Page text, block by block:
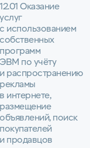
12.01 Оказание
услуг
с использованием
собственных
программ
ЭВМ по учёту
и распространению
рекламы
в интернете,
размещение
объявлений, поиск
покупателей
и продавцов